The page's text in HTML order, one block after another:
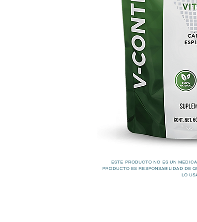
ESTE PRODUCTO NO ES UN
PRODUCTO ES RESPONSABILIDAD DE
LO